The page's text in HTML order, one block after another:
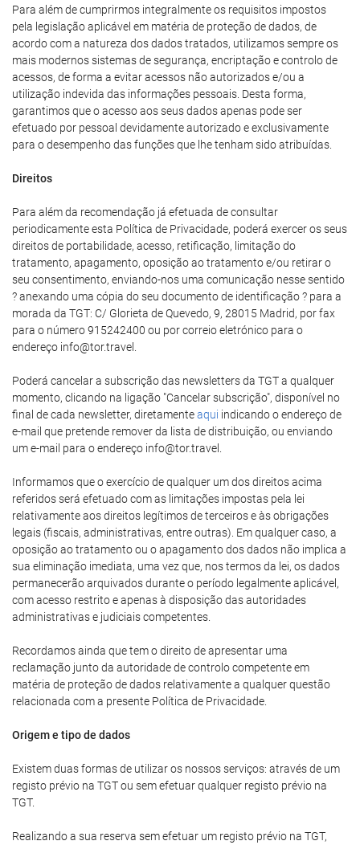
Para além de cumprirmos integralmente os requisitos impostos
pela legislação aplicável em matéria de proteção de dados, de
acordo com a natureza dos dados tratados, utilizamos sempre os
mais modernos sistemas de segurança, encriptação e controlo de
acessos, de forma a evitar acessos não autorizados e/ou a
utilização indevida das informações pessoais. Desta forma,
garantimos que o acesso aos seus dados apenas pode ser
efetuado por pessoal devidamente autorizado e exclusivamente
para o desempenho das funções que lhe tenham sido atribuídas.
Direitos
Para além da recomendação já efetuada de consultar
periodicamente esta Política de Privacidade, poderá exercer os seus
direitos de portabilidade, acesso, retificação, limitação do
tratamento, apagamento, oposição ao tratamento e/ou retirar o
seu consentimento, enviando-nos uma comunicação nesse sentido
? anexando uma cópia do seu documento de identificação ? para a
morada da TGT: C/ Glorieta de Quevedo, 9, 28015 Madrid, por fax
para o número 915242400 ou por correio eletrónico para o
endereço info@tor.travel.
Poderá cancelar a subscrição das newsletters da TGT a qualquer
momento, clicando na ligação "Cancelar subscrição", disponível no
final de cada newsletter, diretamenteaqui indicando o endereço de
e-mail que pretende remover da lista de distribuição, ou enviando
um e-mail para o endereço info@tor.travel.
Informamos que o exercício de qualquer um dos direitos acima
referidos será efetuado com as limitações impostas pela lei
relativamente aos direitos legítimos de terceiros e às obrigações
legais (fiscais, administrativas, entre outras). Em qualquer caso, a
oposição ao tratamento ou o apagamento dos dados não implica a
sua eliminação imediata, uma vez que, nos termos da lei, os dados
permanecerão arquivados durante o período legalmente aplicável,
com acesso restrito e apenas à disposição das autoridades
administrativas e judiciais competentes.
Recordamos ainda que tem o direito de apresentar uma
reclamação junto da autoridade de controlo competente em
matéria de proteção de dados relativamente a qualquer questão
relacionada com a presente Política de Privacidade.
Origem e tipo de dados
Existem duas formas de utilizar os nossos serviços: através de um
registo prévio na TGT ou sem efetuar qualquer registo prévio na
TGT.
Realizando a sua reserva sem efetuar um registo prévio na TGT,